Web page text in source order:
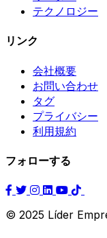
テクノロジー
リンク
会社概要
お問い合わせ
タグ
プライバシー
利用規約
フォローする
© 2025 Líder